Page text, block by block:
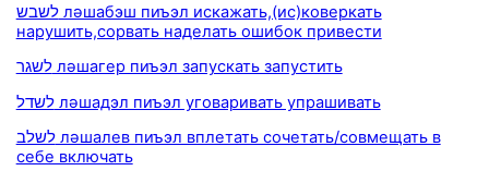
לשבש ләшабэш пиъэл искажать,(ис)коверкать
нарушить,сорвать наделать ошибок привести
לשגר ләшагер пиъэл запускать запустить
לשדל ләшадэл пиъэл уговаривать упрашивать
לשלב ләшалев пиъэл вплетать сочетать/совмещать в
себе включать